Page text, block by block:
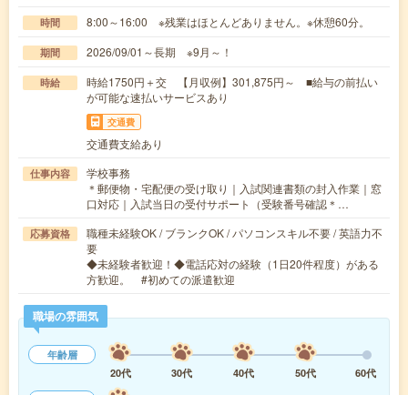
時間 8:00～16:00 ※残業はほとんどありません。※休憩60分。
期間 2026/09/01～長期 ※9月～！
時給
時給1750円＋交 【月収例】301,875円～ ■給与の前払い
が可能な速払いサービスあり
交通費
交通費支給あり
仕事内容
学校事務
＊郵便物・宅配便の受け取り｜入試関連書類の封入作業｜窓
口対応｜入試当日の受付サポート（受験番号確認＊…
応募資格
職種未経験OK / ブランクOK / パソコンスキル不要 / 英語力不
要
◆未経験者歓迎！◆電話応対の経験（1日20件程度）がある
方歓迎。 #初めての派遣歓迎
職場の雰囲気
年齢層
20代
30代 40代 50代
60代